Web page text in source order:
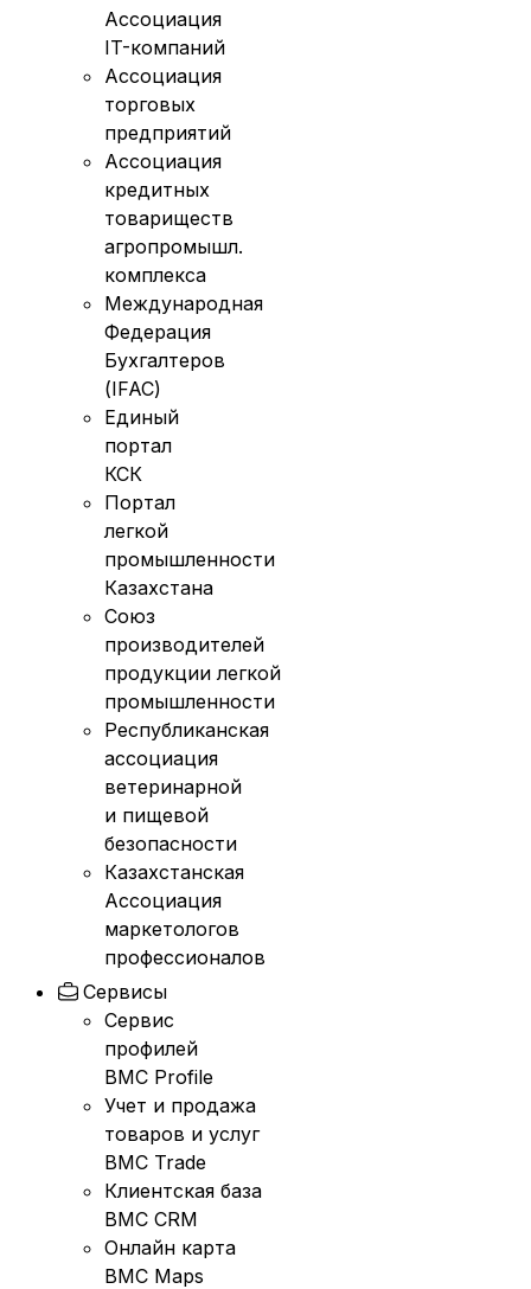
Ассоциация
IT-компаний
Ассоциация
торговых
предприятий
Ассоциация
кредитных
товариществ
агропромышл.
комплекса
Международная
Федерация
Бухгалтеров
(IFAC)
Единый
портал
КСК
Портал
легкой
промышленности
Казахстана
Союз
производителей
продукции легкой
промышленности
Республиканская
ассоциация
ветеринарной
и пищевой
безопасности
Казахстанская
Ассоциация
маркетологов
профессионалов
Сервисы
Сервис
профилей
BMC Profile
Учет и продажа
товаров и услуг
BMC Trade
Клиентская база
BMC CRM
Онлайн карта
BMC Maps